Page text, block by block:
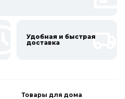
Удобная и быстрая
доставка
Товары для дома